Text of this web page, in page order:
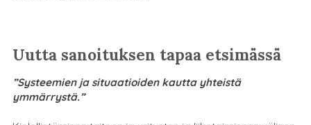
Uutta sanoituksen tapaa etsimässä
”Systeemien ja situaatioiden kautta yhteistä
ymmärrystä.”